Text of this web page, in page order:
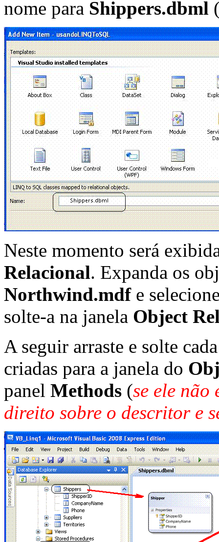
nome para Shippers.dbml
Neste momento será
Relacional. Expanda os
Northwind.mdfe
solte-a na janela Object
A seguir arraste e solte
criadas para a janela do
panel Methods (se ele não
direito sobre o descritor e